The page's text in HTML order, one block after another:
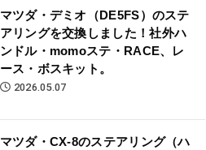
マツダ・デミオ（DE5FS）のステ
アリングを交換しました！社外ハ
ンドル・momoステ・RACE、レ
ース・ボスキット。
2026.05.07
マツダ・CX-8のステアリング（ハ